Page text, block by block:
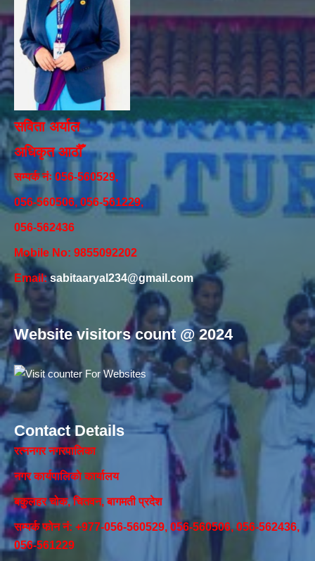
सविता अर्याल
अधिकृत आठौँ
सम्पर्क नंः 056-560529,
056-560506, 056-561229,
056-562436
Mobile No: 9855092202
Email:sabitaaryal234@gmail.com
Website visitors count @ 2024
Contact Details
रत्ननगर नगरपालिका
नगर कार्यपालिकाे कार्यालय‍
बकुलहर चोक, चितवन, बागमती प्रदेश
सम्पर्क फोन नं: +977-056-560529, 056-560506, 056-562436,
056-561229